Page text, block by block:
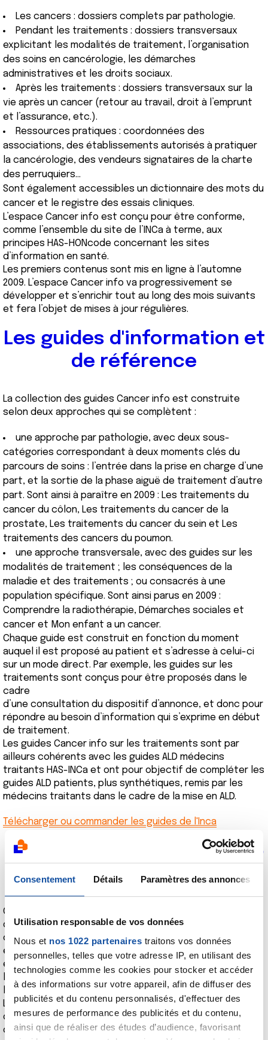
Consentement Détails Paramètres des annonces
Utilisation responsable de vos données
Nous et nos 1022 partenaires traitons vos données
personnelles, telles que votre adresse IP, en utilisant des
technologies comme les cookies pour stocker et accéder
à des informations sur votre appareil, afin de diffuser des
publicités et du contenu personnalisés, d'effectuer des
mesures de performance des publicités et du contenu,
ainsi que de réaliser des études d’audience, favorisant
Les cancers : dossiers complets par pathologie.
Pendant les traitements : dossiers transversaux
explicitant les modalités de traitement, l’organisation
des soins en cancérologie, les démarches
administratives et les droits sociaux.
Après les traitements : dossiers transversaux sur la
vie après un cancer (retour au travail, droit à l’emprunt
et l’assurance, etc.).
Ressources pratiques : coordonnées des
associations, des établissements autorisés à pratiquer
la cancérologie, des vendeurs signataires de la charte
des perruquiers...
Sont également accessibles un dictionnaire des mots du
cancer et le registre des essais cliniques.
L’espace Cancer info est conçu pour être conforme,
comme l’ensemble du site de l’INCa à terme, aux
principes HAS-HONcode concernant les sites
d’information en santé.
Les premiers contenus sont mis en ligne à l’automne
2009. L’espace Cancer info va progressivement se
développer et s’enrichir tout au long des mois suivants
et fera l’objet de mises à jour régulières.
Les guides d'information et
de référence
La collection des guides Cancer info est construite
selon deux approches qui se complètent :
une approche par pathologie, avec deux sous-
catégories correspondant à deux moments clés du
parcours de soins : l’entrée dans la prise en charge d’une
part, et la sortie de la phase aiguë de traitement d’autre
part. Sont ainsi à paraître en 2009 : Les traitements du
cancer du côlon, Les traitements du cancer de la
prostate, Les traitements du cancer du sein et Les
traitements des cancers du poumon.
une approche transversale, avec des guides sur les
modalités de traitement ; les conséquences de la
maladie et des traitements ; ou consacrés à une
population spécifique. Sont ainsi parus en 2009 :
Comprendre la radiothérapie, Démarches sociales et
cancer et Mon enfant a un cancer.
Chaque guide est construit en fonction du moment
auquel il est proposé au patient et s’adresse à celui-ci
sur un mode direct. Par exemple, les guides sur les
traitements sont conçus pour être proposés dans le
cadre
d’une consultation du dispositif d’annonce, et donc pour
répondre au besoin d’information qui s’exprime en début
de traitement.
Les guides Cancer info sur les traitements sont par
ailleurs cohérents avec les guides ALD médecins
traitants HAS-INCa et ont pour objectif de compléter les
guides ALD patients, plus synthétiques, remis par les
médecins traitants dans le cadre de la mise en ALD.
Télécharger ou commander les guides de l'Inca
La ligne téléphonique 0 805
123 124
Ouverte depuis 2004, Cancer info est une ligne
d’information et d’écoute joignable au 0805 123 124 (prix
d’un appel local), du lundi au vendredi de 9 h à 19 h. Elle
est organisée en deux niveaux : un niveau 1 d’information
et d’orientation animé par des répondants formés à
l’information sur les cancers et un niveau 2 consacré à
l’écoute, animé par une équipe de psychologues de la
Ligue nationale contre le cancer. Outre les outils (bases
de connaissances, sélections de ressources validées)
dont elle dispose déjà, l’équipe des répondants du